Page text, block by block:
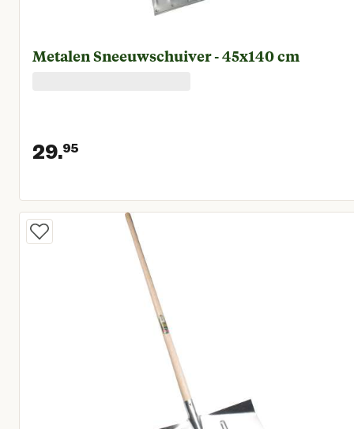
Metalen Sneeuwschuiver - 45x140 cm
29.95
Huidige prijs € 29,95